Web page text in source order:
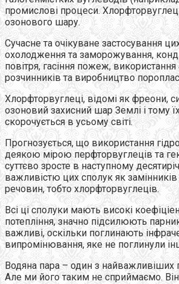
промислові процеси.
озонового шару.
Сучасне та очікуване застосування
охолодження та заморожування,
повітря, гасіння пожеж, використання
розчинників та виробництво
Хлорфторвуглеці, відомі як фреони,
озоновий захисний шар Землі і тому
скорочується в усьому світі.
Прогнозується, що використання
деякою мірою перфторвуглеців та
суттєво зросте в наступному
важливістю цих сполук як
речовин, тобто хлорфторвуглеців.
Всі ці сполуки мають високі
потепління, значно підсилюють
важливі, оскільки поглинають
випромінювання, яке не поглинули
Водяна пара – один з найважливіших
Але ми його таким не сприймаємо.